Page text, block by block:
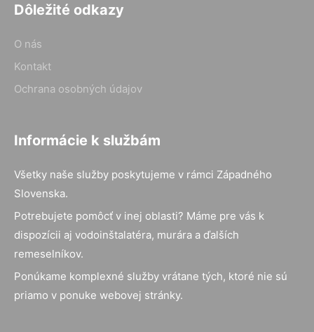
Dôležité odkazy
O nás
Kontakt
Ochrana osobných údajov
Informácie k službám
Všetky naše služby poskytujeme v rámci Západného
Slovenska.
Potrebujete pomôcť v inej oblasti? Máme pre vás k
dispozícii aj vodoinštalatéra, murára a ďalších
remeselníkov.
Ponúkame komplexné služby vrátane tých, ktoré nie sú
priamo v ponuke webovej stránky.